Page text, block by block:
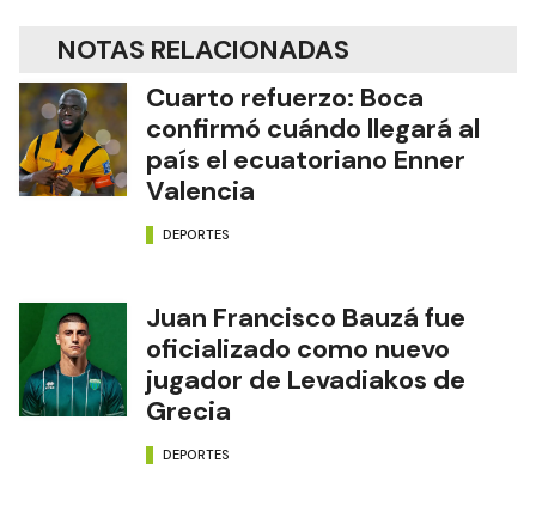
NOTAS RELACIONADAS
Cuarto refuerzo: Boca
confirmó cuándo llegará al
país el ecuatoriano Enner
Valencia
DEPORTES
Juan Francisco Bauzá fue
oficializado como nuevo
jugador de Levadiakos de
Grecia
DEPORTES